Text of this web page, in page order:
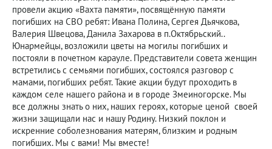
провели акцию «Вахта памяти», посвящённую памяти
погибших на СВО ребят: Ивана Полина, Сергея Дьячкова,
Валерия Швецова, Данила Захарова в п.Октябрьский..
Юнармейцы, возложили цветы на могилы погибших и
постояли в почетном карауле. Представители совета женщин
встретились с семьями погибших, состоялся разговор с
мамами, погибших ребят. Такие акции будут проходить в
каждом селе нашего района и в городе Змеиногорске. Мы
все должны знать о них, наших героях, которые ценой своей
жизни защищали нас и нашу Родину. Низкий поклон и
искренние соболезнования матерям, близким и родным
погибших. Мы с вами! Мы вместе!